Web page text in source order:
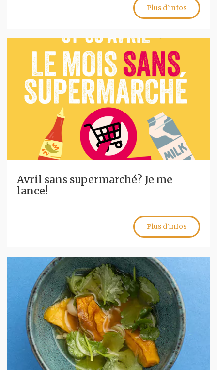
Plus d'infos
Avril sans supermarché? Je me
lance!
Plus d'infos